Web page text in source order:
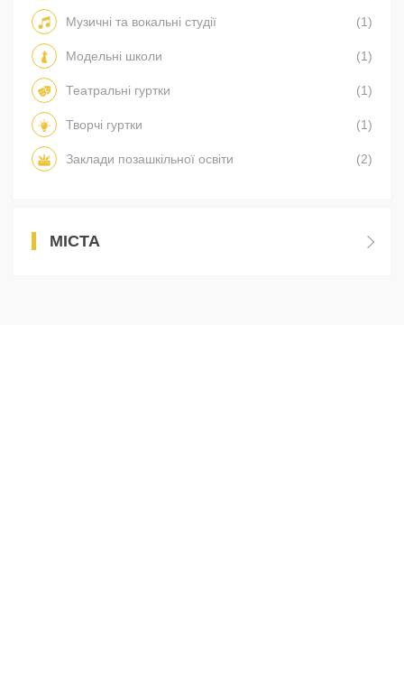
Музичні та вокальні студії (1)
Модельні школи (1)
Театральні гуртки (1)
Творчі гуртки (1)
Заклади позашкільної освіти (2)
МІСТА